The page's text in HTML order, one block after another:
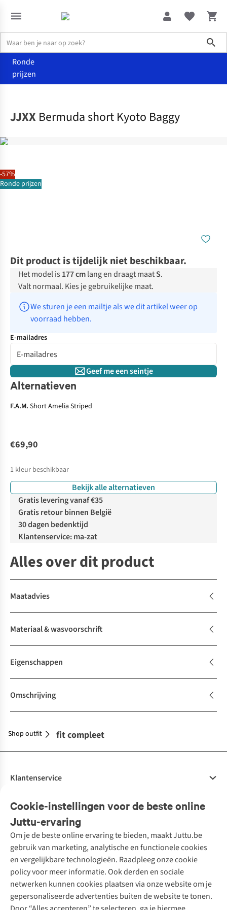
Ronde
prijzen
-57%
Ronde prijzen
JJXX Bermuda short Kyoto Baggy
Dit product is tijdelijk niet beschikbaar.
Het model is 177 cmlang en draagt maatS.
Valt normaal. Kies je gebruikelijke maat.
We sturen je een mailtje als we dit artikel weer op
voorraad hebben.
E-mailadres
Geef me een seintje
Alternatieven
F.A.M. Short Amelia Striped
€69,90
1 kleur beschikbaar
Bekijk alle alternatieven
Gratis levering vanaf €35
Gratis retour binnen België
30 dagen bedenktijd
Klantenservice: ma-zat
Alles over dit product
Maatadvies
Materiaal & wasvoorschrift
Eigenschappen
Omschrijving
Maak je outfit compleet
Shop outfit
Cookie-instellingen voor de beste online
Juttu-ervaring
Om je de beste online ervaring te bieden, maakt Juttu.be
gebruik van marketing, analytische en functionele cookies
en vergelijkbare technologieën. Raadpleeg onze cookie
policy voor meer informatie. Ook derden en sociale
netwerken kunnen cookies plaatsen via onze website om je
gepersonaliseerde advertenties buiten de website te tonen.
Klantenservice
Bestellen
Betalen
10% studentenkorting
Klarna - achteraf betalen
Levering
Retourneren
Bestelling herroepen
Garantie
Onze diensten
Tweedehands - ReJUsed
Kledingatelier
Personal shopping
Textielbox
Events / workshops
Juttu
Over ons
Juttu Friends
Inspiratie
Werken bij Juttu
Onze winkels
Merken
Nathalie Vleeschouwer
Selected dames
Meld je aan voor de nieuwsbrief